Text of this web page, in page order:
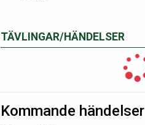
TÄVLINGAR/HÄNDELSER
Kommande händelser